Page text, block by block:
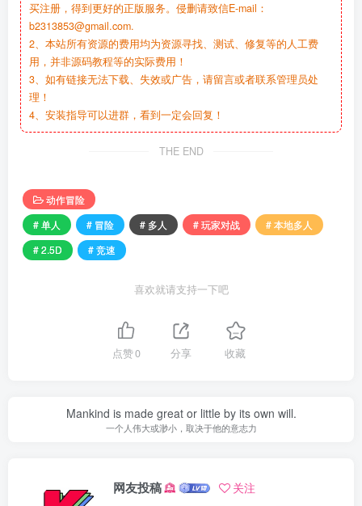
买注册，得到更好的正版服务。侵删请致信E-mail：
b2313853@gmail.com.
2、本站所有资源的费用均为资源寻找、测试、修复等的人工费
用，并非源码教程等的实际费用！
3、如有链接无法下载、失效或广告，请留言或者联系管理员处
理！
4、安装指导可以进群，看到一定会回复！
THE END
动作冒险
# 单人
# 冒险 # 多人 # 玩家对战
# 本地多人
# 2.5D
# 竞速
喜欢就请支持一下吧
点赞0 分享 收藏
Mankind is made great or little by its own will.
一个人伟大或渺小，取决于他的意志力
网友投稿 关注